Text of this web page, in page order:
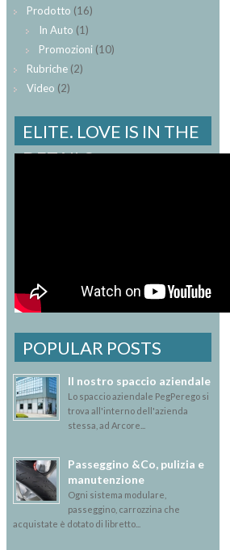
Prodotto (16)
In Auto (1)
Promozioni (10)
Rubriche (2)
Video (2)
ELITE. LOVE IS IN THE
DETAILS.
POPULAR POSTS
Il nostro spaccio aziendale
Lo spaccio aziendale PegPerego si
trova all'interno dell'azienda
stessa, ad Arcore...
Passeggino &Co, pulizia e
manutenzione
Ogni sistema modulare,
passeggino, carrozzina che
acquistate è dotato di libretto...